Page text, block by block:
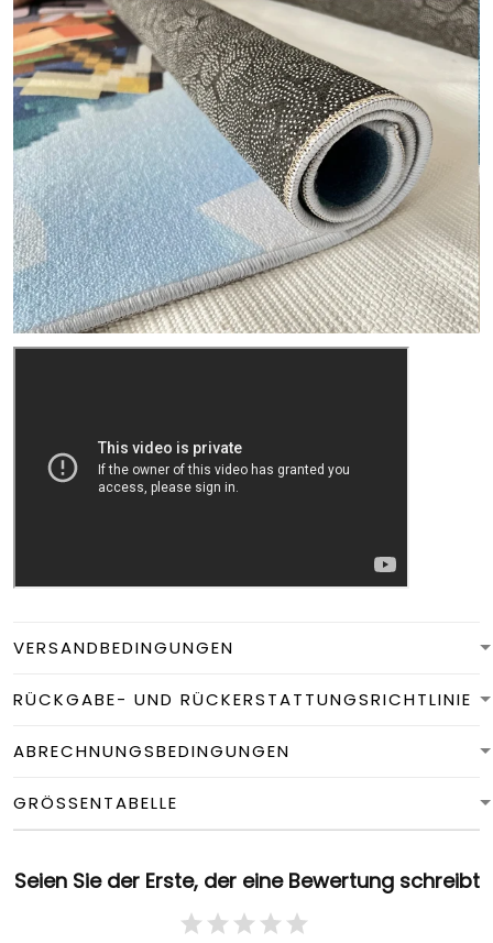
VERSANDBEDINGUNGEN
RÜCKGABE- UND RÜCKERSTATTUNGSRICHTLINIE
ABRECHNUNGSBEDINGUNGEN
GRÖSSENTABELLE
Seien Sie der Erste, der eine Bewertung schreibt